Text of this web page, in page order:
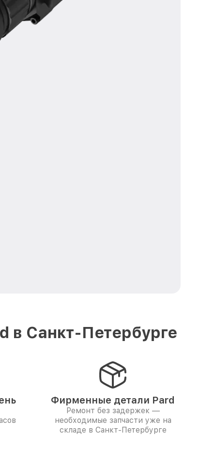
в Санкт-Петербурге
Фирменные детали Pard
Ремонт без задержек —
необходимые запчасти уже на
складе в Санкт-Петербурге